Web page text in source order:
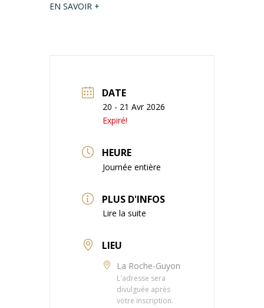
EN SAVOIR +
DATE
20 - 21 Avr 2026
Expiré!
HEURE
Journée entière
PLUS D'INFOS
Lire la suite
LIEU
La Roche-Guyon
L'adresse sera
divulguée après
votre inscription.